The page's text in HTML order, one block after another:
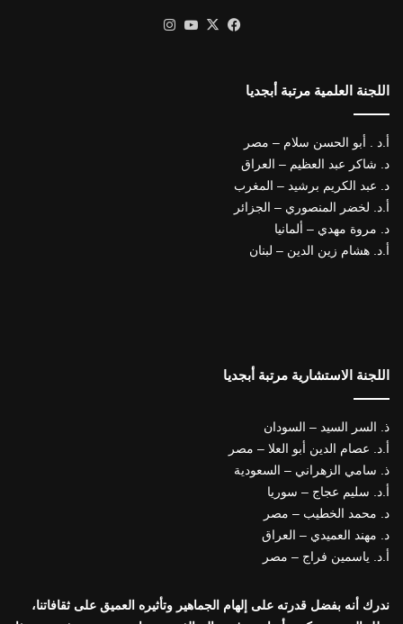
فيسبوك
X يوتيوب
اللجنة العلمية مرتبة أبجديا
أ.د . أبو الحسن سلام – مصر
د. شاكر عبد العظيم – العراق
د. عبد الكريم برشيد – المغرب
أ.د. لخضر المنصوري – الجزائر
د. مروة مهدي – ألمانيا
أ.د. هشام زين الدين – لبنان
اللجنة الاستشارية مرتبة أبجديا
ذ. السر السيد – السودان
أ.د. عصام الدين أبو العلا – مصر
ذ. سامي الزهراني – السعودية
أ.د. سليم عجاج – سوريا
د. محمد الخطيب – مصر
د. مهند العميدي – العراق
أ.د. ياسمين فراج – مصر
ندرك أنه بفضل قدرته على إلهام الجماهير وتأثيره العميق على ثقافاتنا،